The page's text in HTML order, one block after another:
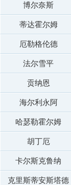
博尔奈斯
蒂达霍尔姆
厄勒格伦德
法尔雪平
贡纳恩
海尔利永阿
哈瑟勒霍尔姆
胡丁厄
卡尔斯克鲁纳
克里斯蒂安斯塔德